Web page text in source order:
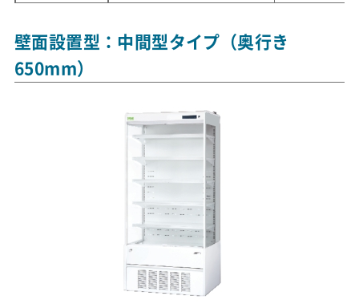
壁面設置型：中間型タイプ（奥行き
650mm）